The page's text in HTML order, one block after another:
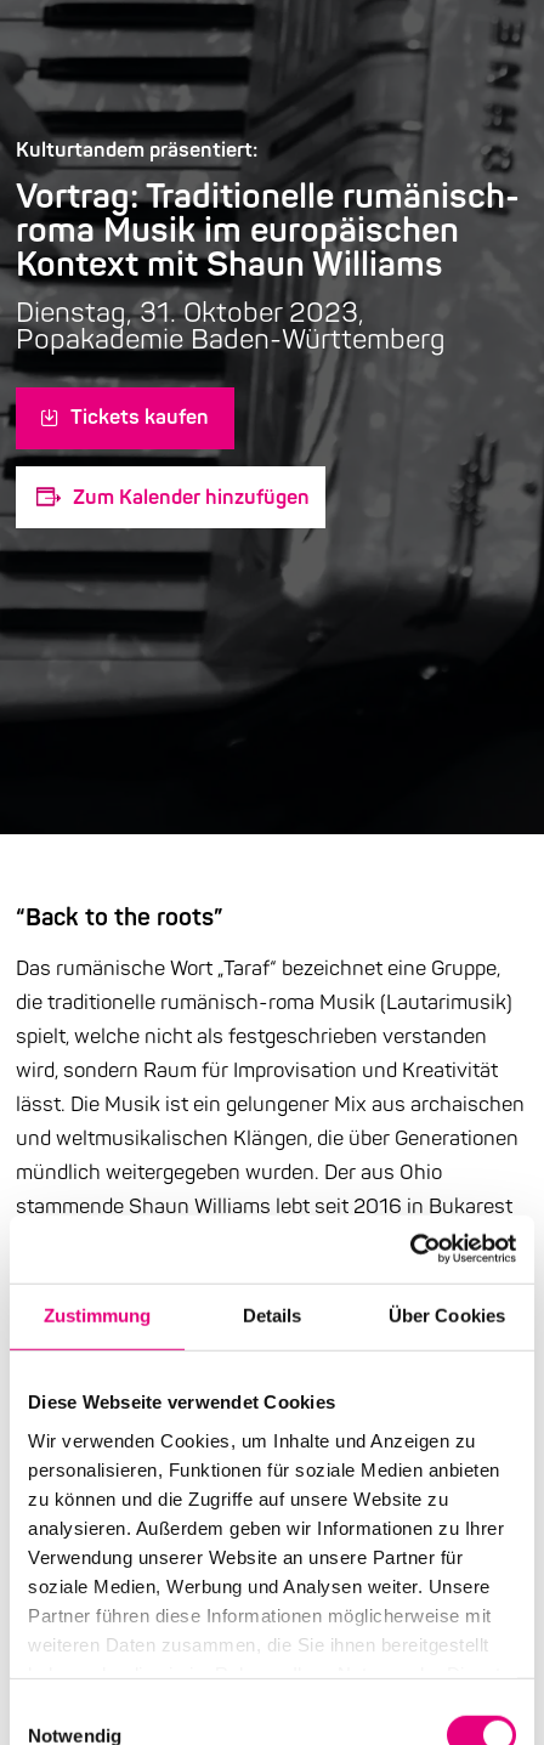
Zustimmung Details Über Cookies
Diese Webseite verwendet Cookies
Wir verwenden Cookies, um Inhalte und Anzeigen zu
personalisieren, Funktionen für soziale Medien anbieten
zu können und die Zugriffe auf unsere Website zu
analysieren. Außerdem geben wir Informationen zu Ihrer
Verwendung unserer Website an unsere Partner für
soziale Medien, Werbung und Analysen weiter. Unsere
Partner führen diese Informationen möglicherweise mit
weiteren Daten zusammen, die Sie ihnen bereitgestellt
Notwendig
Kulturtandem präsentiert:
Vortrag: Traditionelle rumänisch-
roma Musik im europäischen
Kontext mit Shaun Williams
Dienstag, 31. Oktober 2023,
Popakademie Baden-Württemberg
Tickets kaufen
Zum Kalender hinzufügen
“Back to the roots”
Das rumänische Wort „Taraf“ bezeichnet eine Gruppe,
die traditionelle rumänisch-roma Musik (Lautarimusik)
spielt, welche nicht als festgeschrieben verstanden
wird, sondern Raum für Improvisation und Kreativität
lässt. Die Musik ist ein gelungener Mix aus archaischen
und weltmusikalischen Klängen, die über Generationen
mündlich weitergegeben wurden. Der aus Ohio
stammende Shaun Williams lebt seit 2016 in Bukarest
und hat von den Kolleg:innen aus der Lăutari-Szene
spielt, hat enge Freundschaften in der
Lăutarimusikszene geknüpft. Am 31. Oktober 2023 wird
er uns anhand lebhaften Beispielen in die Welt der
rumänisch-roma Musik mitnehmen und aus seiner
Erfahrung erzählen.
Ein Projekt gefördert von der Baden-Württemberg
Stiftung und in Kooperation mit der Popakademie
Dokumentations- und Kulturzentrum Deutscher Sinti